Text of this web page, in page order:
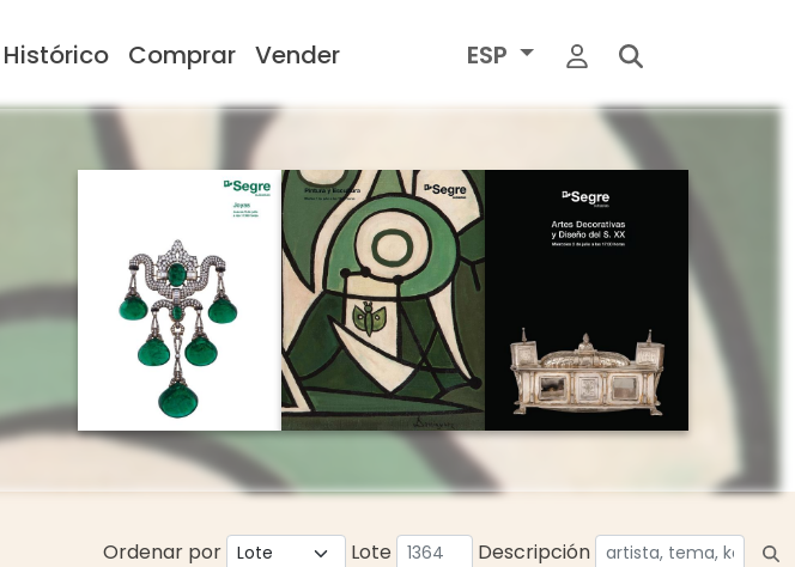
Histórico Comprar Vender ESP
Ordenar por Lote Descripción